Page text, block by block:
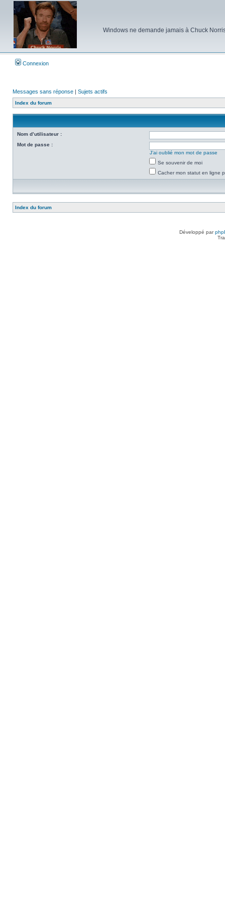
Windows ne demande jamais à Chuck
Connexion
Messages sans réponse | Sujets actifs
Index du forum
Nom d’utilisateur :
Mot de passe :
J’ai oublié mon mot de passe
Se souvenir de moi
Cacher mon statut en ligne
Index du forum
Développé par